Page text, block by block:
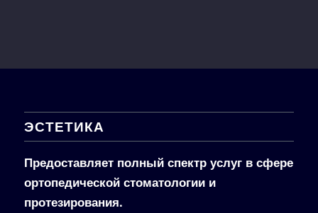
ЭСТЕТИКА
Предоставляет полный спектр услуг в сфере
ортопедической стоматологии и
протезирования.